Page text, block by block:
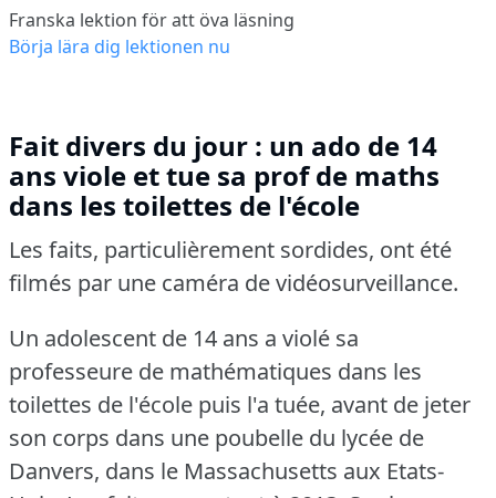
Franska lektion för att öva läsning
Börja lära dig lektionen nu
Fait divers du jour : un ado de 14
ans viole et tue sa prof de maths
dans les toilettes de l'école
Les faits, particulièrement sordides, ont été
filmés par une caméra de vidéosurveillance.
Un adolescent de 14 ans a violé sa
professeure de mathématiques dans les
toilettes de l'école puis l'a tuée, avant de jeter
son corps dans une poubelle du lycée de
Danvers, dans le Massachusetts aux Etats-